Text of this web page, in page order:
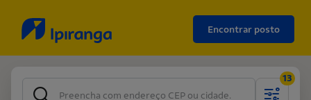
Encontrar posto